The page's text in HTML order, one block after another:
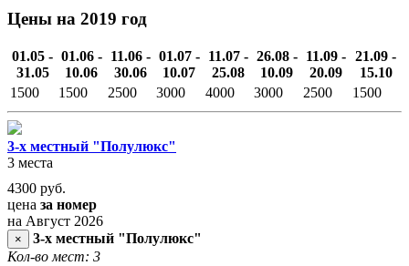
Цены на 2019 год
01.05 -
31.05
01.06 -
10.06
11.06 -
30.06
01.07 -
10.07
11.07 -
25.08
26.08 -
10.09
11.09 -
20.09
21.09 -
15.10
1500
1500 2500 3000 4000 3000 2500 1500
3-х местный "Полулюкс"
3 места
4300 руб.
цена за номер
на Август 2026
×
3-х местный "Полулюкс"
Кол-во мест: 3